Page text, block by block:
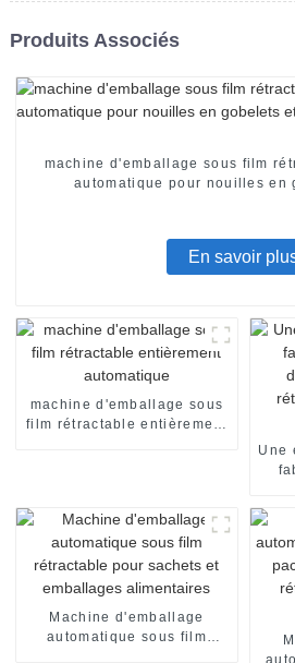
Produits Associés
machine d'emballage sous film
automatique pour nouilles en
En savoir
machine d'emballage sous
film rétractable entièrement
Une
Machine d'emballage
automatique sous film